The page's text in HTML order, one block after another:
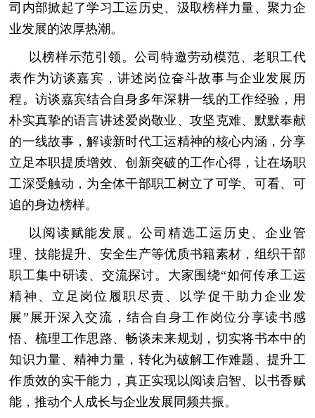
司内部掀起了学习工运历史、汲取榜样力量、聚力企
业发展的浓厚热潮。
以榜样示范引领。公司特邀劳动模范、老职工代
表作为访谈嘉宾，讲述岗位奋斗故事与企业发展历
程。访谈嘉宾结合自身多年深耕一线的工作经验，用
朴实真挚的语言讲述爱岗敬业、攻坚克难、默默奉献
的一线故事，解读新时代工运精神的核心内涵，分享
立足本职提质增效、创新突破的工作心得，让在场职
工深受触动，为全体干部职工树立了可学、可看、可
追的身边榜样。
以阅读赋能发展。公司精选工运历史、企业管
理、技能提升、安全生产等优质书籍素材，组织干部
职工集中研读、交流探讨。大家围绕“如何传承工运
精神、立足岗位履职尽责、以学促干助力企业发
展”展开深入交流，结合自身工作岗位分享读书感
悟、梳理工作思路、畅谈未来规划，切实将书本中的
知识力量、精神力量，转化为破解工作难题、提升工
作质效的实干能力，真正实现以阅读启智、以书香赋
能，推动个人成长与企业发展同频共振。